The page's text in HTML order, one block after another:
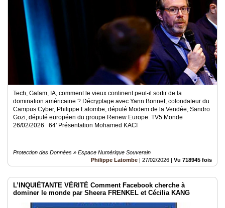
Tech, Gafam, IA, comment le vieux continent peut-il sortir de la
domination américaine ? Décryptage avec Yann Bonnet, cofondateur du
Campus Cyber, Philippe Latombe, député Modem de la Vendée, Sandro
Gozi, député européen du groupe Renew Europe. TV5 Monde
26/02/2026 64' Présentation Mohamed KACI
Protection des Données » Espace Numérique Souverain
Philippe Latombe | 27/02/2026 | Vu 718945 fois
L’INQUIÉTANTE VÉRITÉ Comment Facebook cherche à
dominer le monde par Sheera FRENKEL et Cécilia KANG